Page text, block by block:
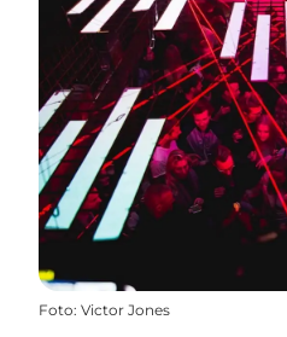
Foto: Victor Jones